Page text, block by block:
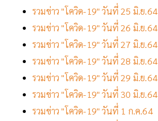
รวมข่าว "โควิด-19" วันที่ 25 มิ.ย.64
รวมข่าว "โควิด-19" วันที่ 26 มิ.ย.64
รวมข่าว "โควิด-19" วันที่ 27 มิ.ย.64
รวมข่าว "โควิด-19" วันที่ 28 มิ.ย.64
รวมข่าว "โควิด-19" วันที่ 29 มิ.ย.64
รวมข่าว "โควิด-19" วันที่ 30 มิ.ย.64
รวมข่าว "โควิด-19" วันที่ 1 ก.ค.64